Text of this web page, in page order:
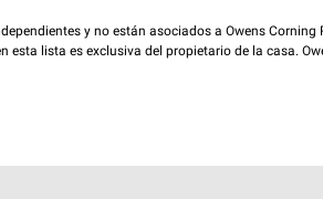
y no están asociados a Owens
esta lista es exclusiva del propietario de la casa.